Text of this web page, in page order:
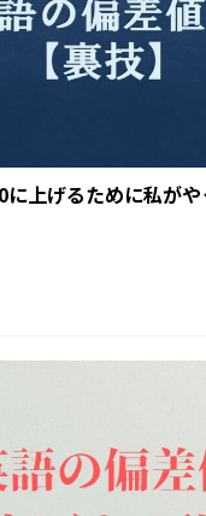
上げるために私が